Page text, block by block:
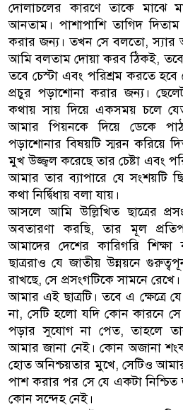
দোলাচলের কারণে তাকে মাঝে
আনতাম। পাশাপাশি তাগিদ
করার জন্য। তখন সে বলতো, স্যার
আমি বলতাম দোয়া করব ঠিকই, তবে
তবে চেস্টা এবং পরিশ্রম করতে হবে
প্রচুর পড়াশোনা করার জন্য।
কথায় সায় দিয়ে একসময় চলে
আমার পিয়নকে দিয়ে ডেকে
পড়াশোনার বিষয়টি স্মরন করিয়ে
মুখ উজ্জ্বল করেছে তার চেষ্টা এবং
আমার তার ব্যাপারে যে সংশয়টি
কথা নির্দ্বিধায় বলা যায়।
আসলে আমি উল্লিখিত ছাত্রের
অবতারণা করছি, তার মূল
আমাদের দেশের কারিগরি শিক্ষা
ছাত্ররাও যে জাতীয় উন্নয়নে
রাখছে, সে প্রসংগটিকে সামনে
আমার এই ছাত্রটি। তবে এ ক্ষেত্রে
না, সেটি হলো যদি কোন কারনে সে
পড়ার সুযোগ না পেত, তাহলে
আমার জানা নেই। কোন অজানা
হোত অনিশ্চয়তার মুখে, সেটিও
পাশ করার পর সে যে একটা নিশ্চিত
কোন সন্দেহ নেই।